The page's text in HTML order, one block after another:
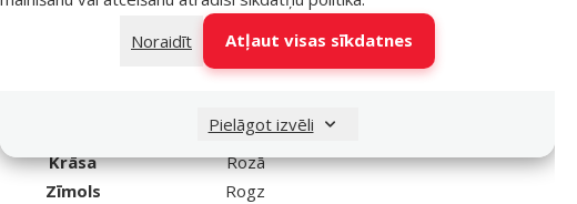
Noraidīt
Atļaut visas sīkdatnes
Pielāgot izvēli
Neilons
Krāsa
Rozā
Zīmols
Rogz